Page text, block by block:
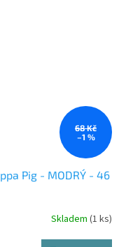
68 Kč
–1 %
Pig - MODRÝ - 46
Skladem (1 ks)